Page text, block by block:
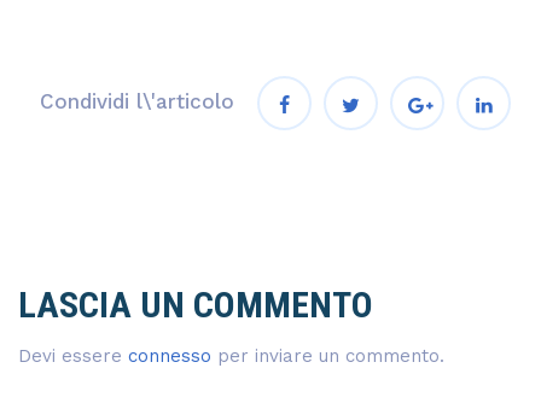
Condividi l\'articolo
LASCIA UN COMMENTO
Devi essere connesso per inviare un commento.